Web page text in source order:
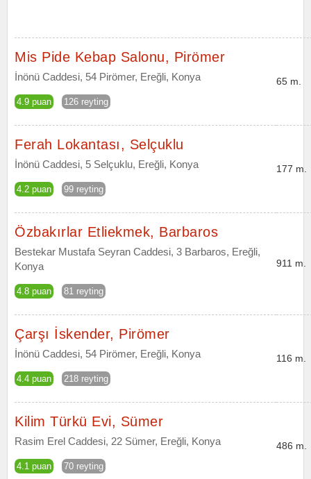
Mis Pide Kebap Salonu, Pirömer
İnönü Caddesi, 54 Pirömer, Ereğli, Konya
4.9 puan 126 reyting
65 m.
Ferah Lokantası, Selçuklu
İnönü Caddesi, 5 Selçuklu, Ereğli, Konya
4.2 puan 99 reyting
177 m.
Özbakırlar Etliekmek, Barbaros
Bestekar Mustafa Seyran Caddesi, 3 Barbaros, Ereğli,
Konya
4.8 puan 81 reyting
911 m.
Çarşı İskender, Pirömer
İnönü Caddesi, 54 Pirömer, Ereğli, Konya
4.4 puan 218 reyting
116 m.
Kilim Türkü Evi, Sümer
Rasim Erel Caddesi, 22 Sümer, Ereğli, Konya
4.1 puan 70 reyting
486 m.